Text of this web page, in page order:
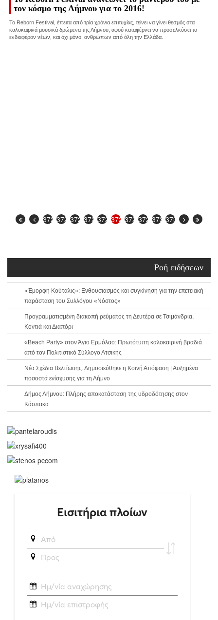
τον κόσμο της Λήμνου για το 2016!
Το Reborn Festival, έπειτα από τρία χρόνια επιτυχίας, τείνει να γίνει θεσμός στα
καλοκαιρινά μουσικά δρώμενα της Λήμνου, αφού καταφέρνει να προσελκύσει το
ενδιαφέρον νέων, και όχι μόνο, ανθρώπων από όλη την Ελλάδα.
3722372337243725372637273728372937303731
Ροή ειδήσεων
«Έμορφη Κούταλις»: Ενθουσιασμός και συγκίνηση για την επετειακή
παράσταση του Συλλόγου «Νόστος»
Προγραμματισμένη διακοπή ρεύματος τη Δευτέρα σε Τσιμάνδρια,
Κοντιά και Διαπόρι
«Beach Party» στον Άγιο Ερμόλαο: Πρωτότυπη καλοκαιρινή βραδιά
από τον Πολιτιστικό Σύλλογο Ατσικής
Νέα Σχέδια Βελτίωσης: Δημοσιεύθηκε η Κοινή Απόφαση | Αυξημένα
ποσοστά ενίσχυσης για τη Λήμνο
Δήμος Λήμνου: Πλήρης αποκατάσταση της υδροδότησης στον
Κάσπακα